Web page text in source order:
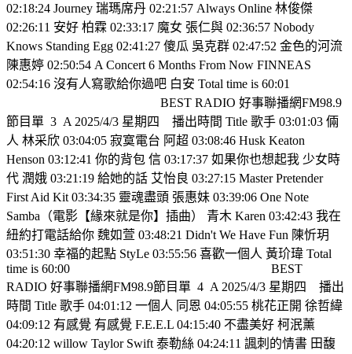
02:18:24 Journey 瑞瑪席丹 02:21:57 Always Online 林俊傑
02:26:11 安好 柏霖 02:33:17 魔女 張仁與 02:36:57 Nobody
Knows Standing Egg 02:41:27 傻瓜 吳克群 02:47:52 金色的河流
陳惠婷 02:50:54 A Concert 6 Months From Now FINNEAS
02:54:16 沒有人寫歌給你過吧 白安 Total time is 60:01
BEST RADIO 好事聯播網FM98.9
節目單 3 A 2025/4/3 星期四
播出時間 Title 歌手 03:01:03 倆
人 林采欣 03:04:05 寂寞電台 阿超 03:08:46 Husk Keaton
Henson 03:12:41 你的背包 信 03:17:37 如果你也想起我 少女時
代 潤娥 03:21:19 給她的話 艾怡良 03:27:15 Master Pretender
First Aid Kit 03:34:35 靈魂盡頭 張惠妹 03:39:06 One Note
Samba（電影【緣來就是你】插曲） 青木 Karen 03:42:43 我在
紐約打電話給你 魏如萱 03:48:21 Didn't We Have Fun 陳忻玥
03:51:30 幸福的起點 StyLe 03:55:56 喜歡一個人 黃玠瑋 Total
time is 60:00
BEST
RADIO 好事聯播網FM98.9節目單 4 A 2025/4/3 星期四
播出
時間 Title 歌手 04:01:12 一個人 同恩 04:05:55 桃花正開 徐哲緯
04:09:12 有感覺 有感覺 F.E.E.L 04:15:40 不盡美好 柯泯薰
04:20:12 willow Taylor Swift 泰勒絲 04:24:11 諷刺的情書 田馥